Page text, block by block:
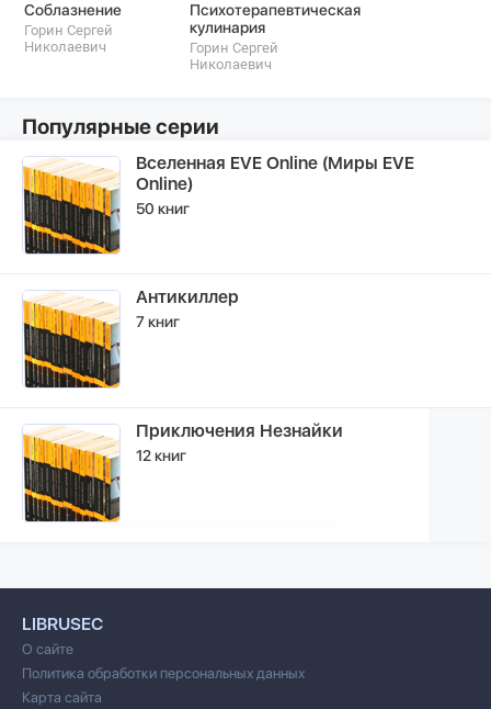
Соблазнение
Горин Сергей
Николаевич
Психотерапевтическая
кулинария
Горин Сергей
Николаевич
Популярные серии
Вселенная EVE Online (Миры EVE
Online)
50 книг
Антикиллер
7 книг
Приключения Незнайки
12 книг
LIBRUSEC
О сайте
Политика обработки персональных данных
Карта сайта